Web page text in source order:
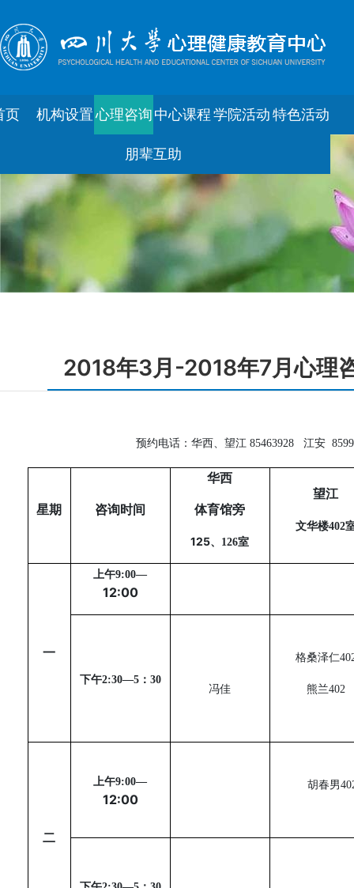
页 机构设置心理咨询中心课程学院活动特色活动
朋辈互助
2018年3月-2018年7月心理
预约电话：华西、望江 85463928 江安
星期 咨询时间
华西
体育馆旁
125、 126室
望江
文华楼402
一
上午9:00—
12:00
下午2:30—5： 30
冯佳
格桑泽仁
熊兰402
二
上午9:00—
12:00
胡春男